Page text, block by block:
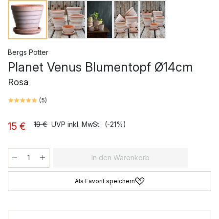
Bergs Potter
Planet Venus Blumentopf Ø14cm
Rosa
(5)
15 € 19 € UVP inkl. MwSt. (-21%)
In den Warenkorb
Als Favorit speichern